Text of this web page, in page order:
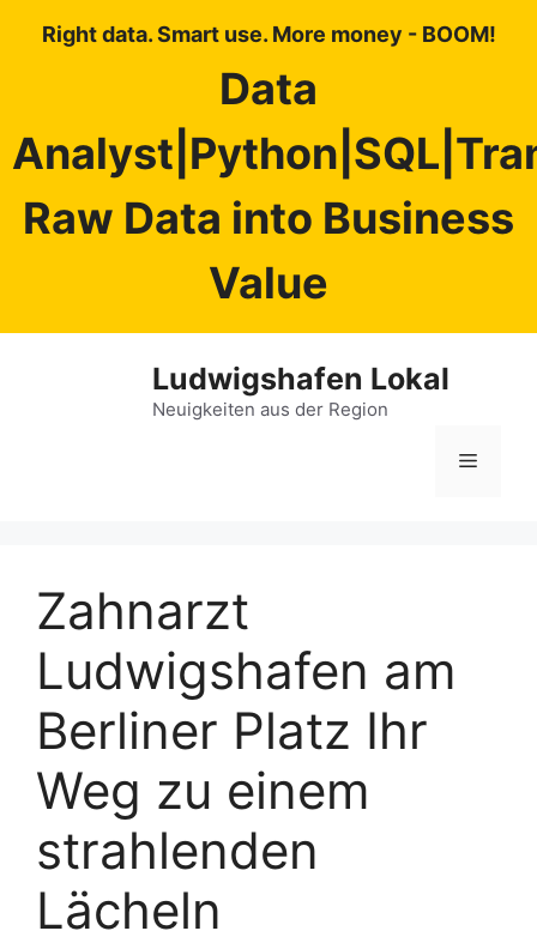
Right data. Smart use. More money - BOOM!
Data
Raw Data into Business
Value
Ludwigshafen Lokal
Neuigkeiten aus der Region
Menü
Zahnarzt
Ludwigshafen am
Berliner Platz Ihr
Weg zu einem
strahlenden
Lächeln